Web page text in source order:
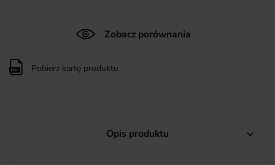
Zobacz porównania
Pobierz kartę produktu
Opis produktu 